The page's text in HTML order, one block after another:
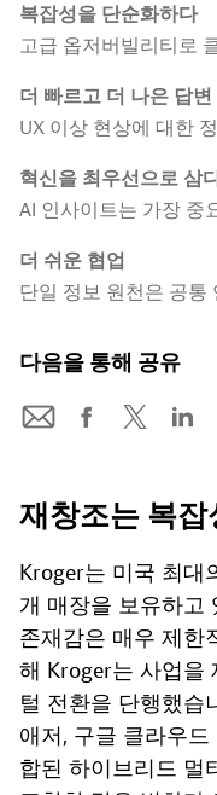
복잡성을 단순화하다
고급 옵저버빌리티로
더 빠르고 더 나은 답변
UX 이상 현상에 대한
혁신을 최우선으로 삼
AI 인사이트는 가장 중
더 쉬운 협업
단일 정보 원천은 공통
다음을 통해 공유
재창조는 복
Kroger는 미국 최대
개 매장을 보유하고
존재감은 매우 제한
해 Kroger는 사업을
털 전환을 단행했습
애저, 구글 클라우
합된 하이브리드 멀